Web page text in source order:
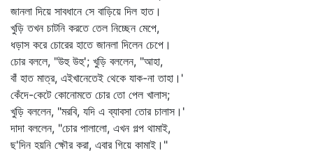
জানলা দিয়ে সাবধানে সে বাড়িয়ে দিল হাত।
খুড়ি তখন চাটনি করতে তেল নিচ্ছেন মেপে,
ধড়াস করে চোরের হাতে জানলা দিলেন চেপে।
চোর বললে, "উহু উহু'; খুড়ি বললেন, "আহা,
বাঁ হাত মাত্র, এইখানেতেই থেকে যাক-না তাহা।'
কেঁদে-কেটে কোনোমতে চোর তো পেল খালাস;
খুড়ি বললেন, "মরবি, যদি এ ব্যাবসা তোর চালাস।'
দাদা বললেন, "চোর পালালো, এখন গল্প থামাই,
ছ'দিন হয়নি ক্ষৌর করা, এবার গিয়ে কামাই।"